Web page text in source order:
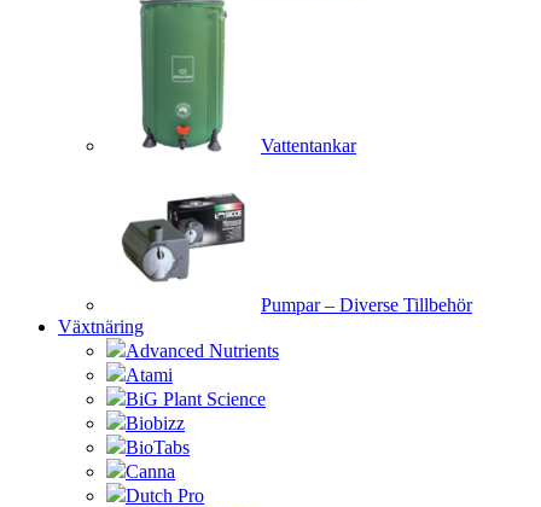
Vattentankar
Pumpar – Diverse Tillbehör
Växtnäring
Advanced Nutrients
Atami
BiG Plant Science
Biobizz
BioTabs
Canna
Dutch Pro